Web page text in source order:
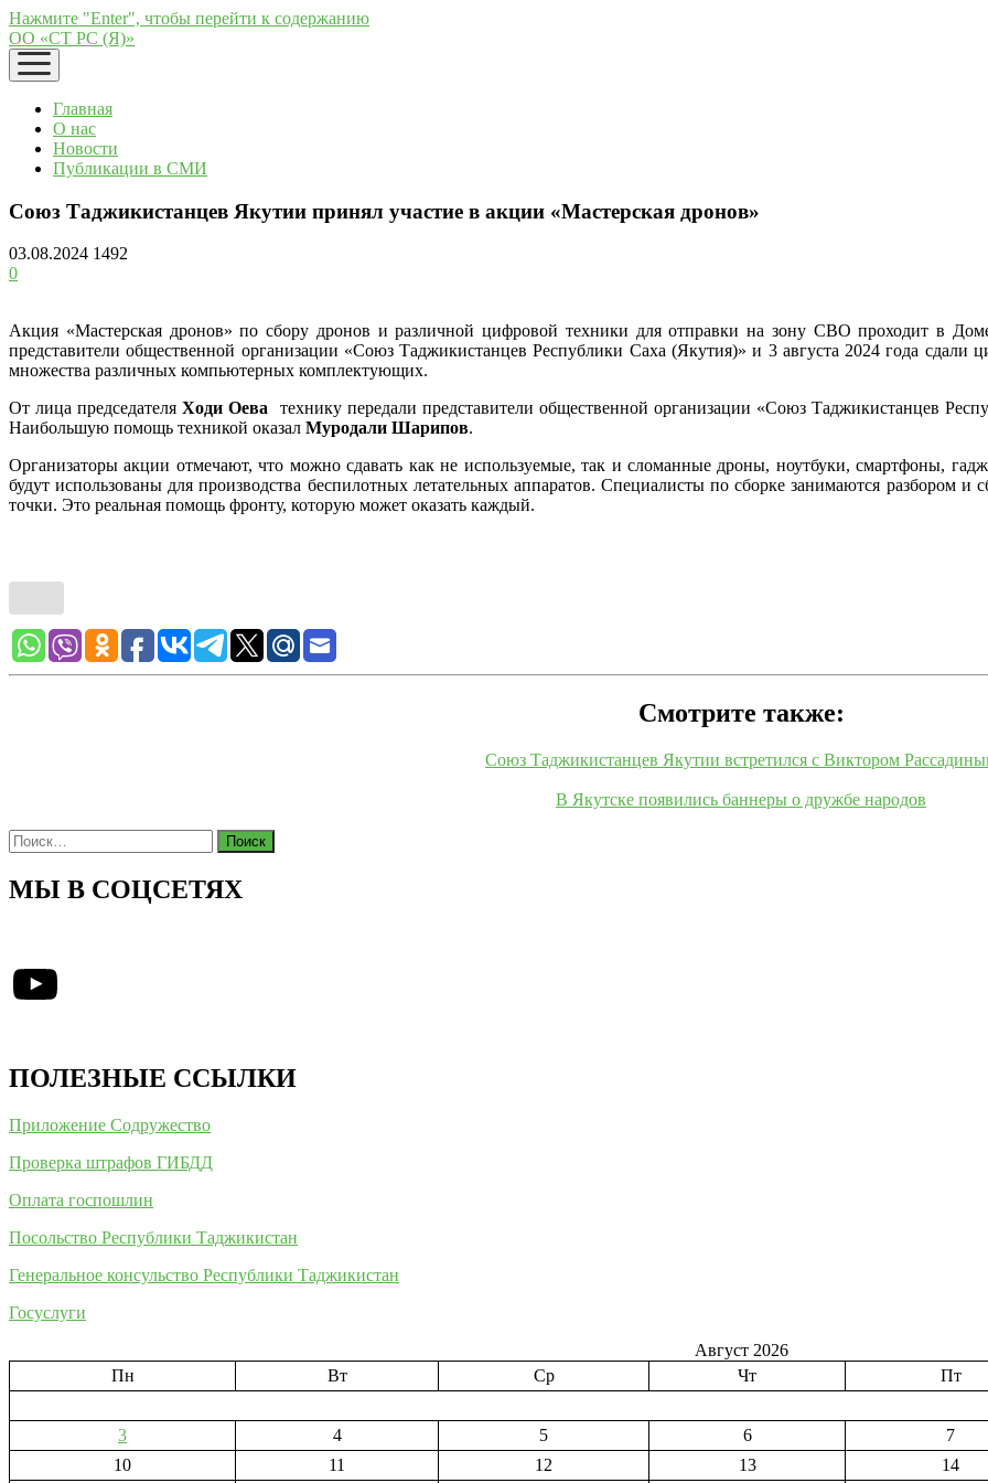
Нажмите "Enter", чтобы перейти к содержанию
ОО «СТ РС (Я)»
открыть
меню
Главная
О нас
Новости
Публикации в СМИ
Союз Таджикистанцев Якутии принял участие в акции «Мастерская дронов»
03.08.2024 1492
0
Акция «Мастерская дронов» по сбору дронов и различной цифровой техники для отправки на зону СВО проходит в
представители общественной организации «Союз Таджикистанцев Республики Саха (Якутия)» и 3 августа 2024 года сдали
множества различных компьютерных комплектующих.
От лица председателяХоди Оева технику передали представители общественной организации «Союз Таджикистанцев
Наибольшую помощь техникой оказал Муродали Шарипов.
Организаторы акции отмечают, что можно сдавать как не используемые, так и сломанные дроны, ноутбуки, смартфоны,
будут использованы для производства беспилотных летательных аппаратов. Специалисты по сборке занимаются разбором и
точки. Это реальная помощь фронту, которую может оказать каждый.
Смотрите также:
Союз Таджикистанцев Якутии встретился с Виктором
В Якутске появились баннеры о дружбе народов
Найти:
МЫ В СОЦСЕТЯХ
YouTube
ПОЛЕЗНЫЕ ССЫЛКИ
Приложение Содружество
Проверка штрафов ГИБДД
Оплата госпошлин
Посольство Республики Таджикистан
Генеральное консульство Республики Таджикистан
Госуслуги
Август 2026
Пн
Вт Ср Чт Пт
3 4 5 6
7
10
11 12 13 14